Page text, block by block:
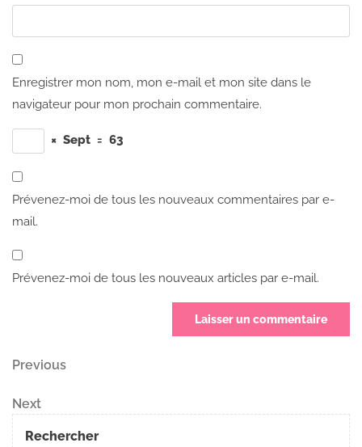
Enregistrer mon nom, mon e-mail et mon site dans le
navigateur pour mon prochain commentaire.
× Sept = 63
Prévenez-moi de tous les nouveaux commentaires par e-
mail.
Prévenez-moi de tous les nouveaux articles par e-mail.
Navigation
de
l’article
Previous
Previous
Next
Post
Next
Rechercher